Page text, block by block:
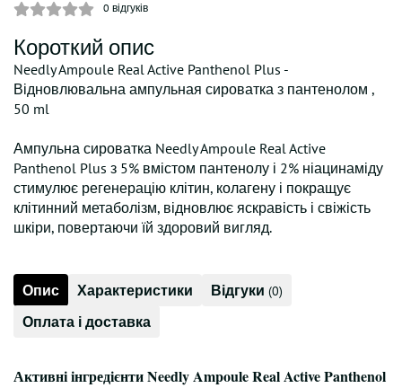
0 відгуків
Короткий опис
Needly Ampoule Real Active Panthenol Plus -
Відновлювальна ампульная сироватка з пантенолом ,
50 ml
Ампульна сироватка Needly Ampoule Real Active
Panthenol Plus з 5% вмістом пантенолу і 2% ніацинаміду
стимулює регенерацію клітин, колагену і покращує
клітинний метаболізм, відновлює яскравість і свіжість
шкіри, повертаючи їй здоровий вигляд.
Опис Характеристики Відгуки (0)
Оплата і доставка
Активні інгредієнти Needly Ampoule Real Active Panthenol